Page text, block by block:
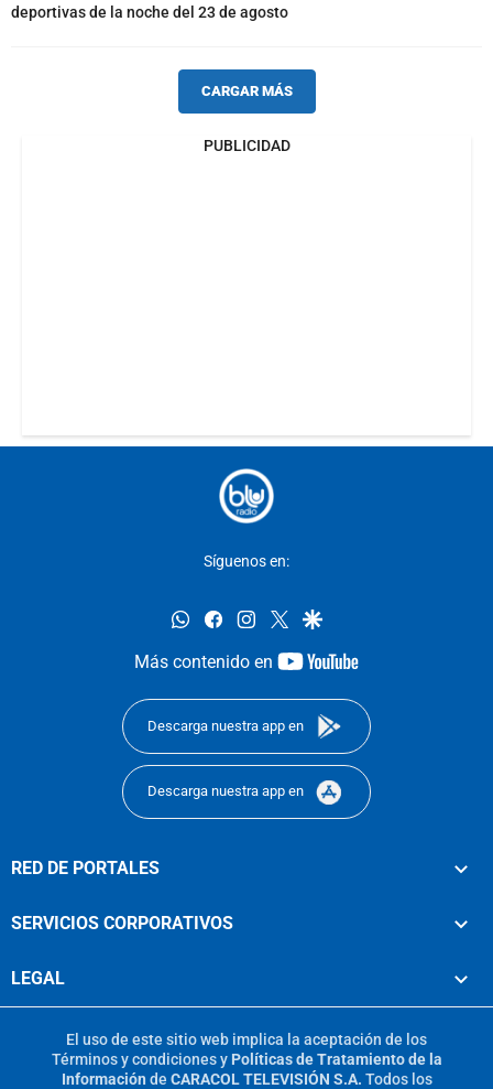
deportivas de la noche del 23 de agosto
CARGAR MÁS
PUBLICIDAD
Síguenos en:
whatsappfacebookinstagram
twittergoogle
Más contenido en
youtube-
Descarga nuestra app en
Descarga nuestra app en
RED DE PORTALES
SERVICIOS CORPORATIVOS
LEGAL
El uso de este sitio web implica la aceptación de los
Términos y condicionesy Políticas de Tratamiento de la
Información de CARACOL TELEVISIÓN S.A. Todos los